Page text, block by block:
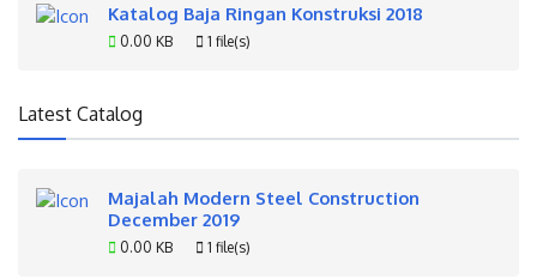
Katalog Baja Ringan Konstruksi 2018
0.00 KB 1 file(s)
Latest Catalog
Majalah Modern Steel Construction
December 2019
0.00 KB 1 file(s)